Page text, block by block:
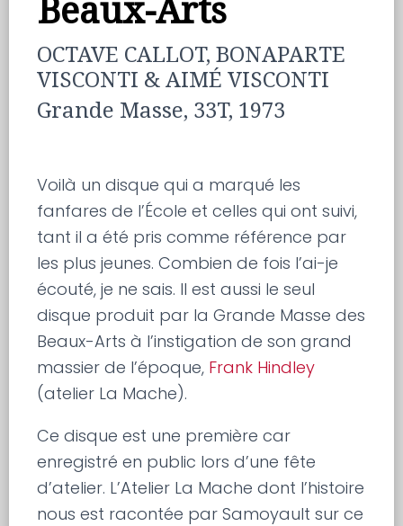
Beaux-Arts
OCTAVE CALLOT, BONAPARTE
VISCONTI & AIMÉ VISCONTI
Grande Masse, 33T, 1973
Voilà un disque qui a marqué les
fanfares de l’École et celles qui ont suivi,
tant il a été pris comme référence par
les plus jeunes. Combien de fois l’ai-je
écouté, je ne sais. Il est aussi le seul
disque produit par la Grande Masse des
Beaux-Arts à l’instigation de son grand
massier de l’époque, Frank Hindley
(atelier La Mache).
Ce disque est une première car
enregistré en public lors d’une fête
d’atelier. L’Atelier La Mache dont l’histoire
nous est racontée par Samoyault sur ce